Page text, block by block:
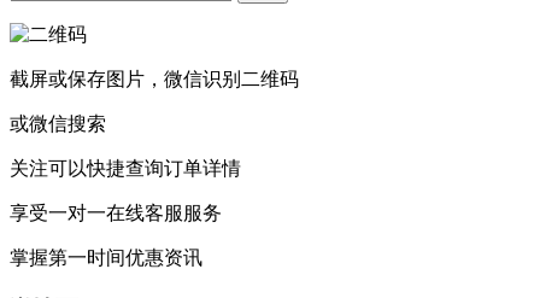
截屏或保存图片，微信识别二维码
或微信搜索
关注可以快捷查询订单详情
享受一对一在线客服服务
掌握第一时间优惠资讯